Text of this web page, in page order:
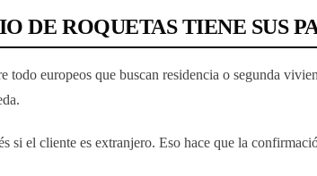
DE ROQUETAS TIENE SUS
todo europeos que buscan residencia o segunda
si el cliente es extranjero. Eso hace que la